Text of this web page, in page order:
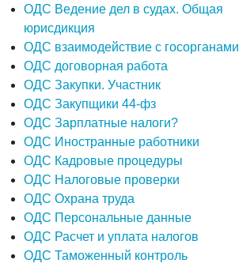
ОДС Ведение дел в судах. Общая
юрисдикция
ОДС взаимодействие с госорганами
ОДС договорная работа
ОДС Закупки. Участник
ОДС Закупщики 44-фз
ОДС Зарплатные налоги?
ОДС Иностранные работники
ОДС Кадровые процедуры
ОДС Налоговые проверки
ОДС Охрана труда
ОДС Персональные данные
ОДС Расчет и уплата налогов
ОДС Таможенный контроль